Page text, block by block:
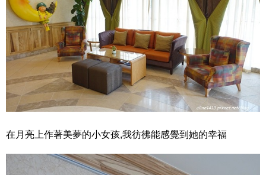
在月亮上作著美夢的小女孩,我彷彿能感覺到她的幸福